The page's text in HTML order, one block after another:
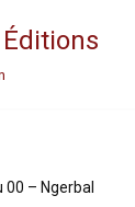
00 – Ngerbal